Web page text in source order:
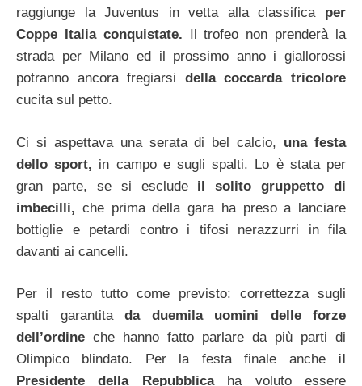
raggiunge la Juventus in vetta alla classifica per
Coppe Italia conquistate. Il trofeo non prenderà la
strada per Milano ed il prossimo anno i giallorossi
potranno ancora fregiarsi della coccarda tricolore
cucita sul petto.
Ci si aspettava una serata di bel calcio, una festa
dello sport, in campo e sugli spalti. Lo è stata per
gran parte, se si esclude il solito gruppetto di
imbecilli, che prima della gara ha preso a lanciare
bottiglie e petardi contro i tifosi nerazzurri in fila
davanti ai cancelli.
Per il resto tutto come previsto: correttezza sugli
spalti garantita da duemila uomini delle forze
dell’ordine che hanno fatto parlare da più parti di
Olimpico blindato. Per la festa finale anche il
Presidente della Repubblicaha voluto essere